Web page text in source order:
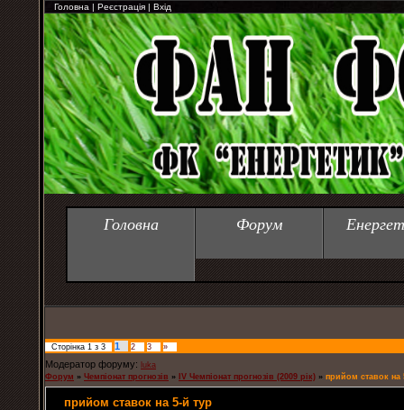
Головна | Реєстрація | Вхід
Головна Форум
Сторінка 1 з 3 1 2 3 »
Модератор форуму: luka
Форум » Чемпіонат прогнозів » IV Чемпіонат прогнозів (2009 рік) » прийом ставок на
прийом ставок на 5-й тур